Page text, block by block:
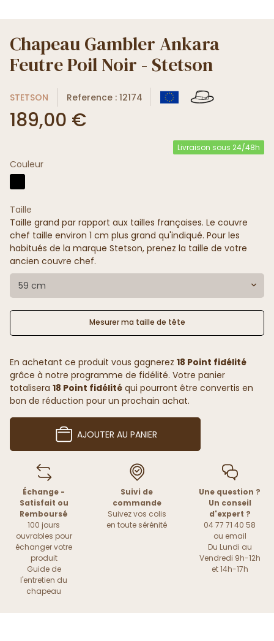
Chapeau Gambler Ankara
Feutre Poil Noir - Stetson
STETSON Reference : 12174
189,00 €
Livraison sous 24/48h
Couleur
Taille
Taille grand par rapport aux tailles françaises. Le couvre
chef taille environ 1 cm plus grand qu'indiqué. Pour les
habitués de la marque Stetson, prenez la taille de votre
ancien couvre chef.
59 cm
Mesurer ma taille de tête
En achetant ce produit vous gagnerez 18 Point fidélité
grâce à notre programme de fidélité. Votre panier
totalisera 18 Point fidélité qui pourront être convertis en
bon de réduction pour un prochain achat.
AJOUTER AU PANIER
Échange -
Satisfait ou
Remboursé
100 jours
ouvrables pour
échanger votre
produit
Guide de
l'entretien du
chapeau
Suivi de
commande
Suivez vos colis
en toute sérénité
Une question ?
Un conseil
d'expert ?
04 77 71 40 58
ou email
Du Lundi au
Vendredi 9h-12h
et 14h-17h